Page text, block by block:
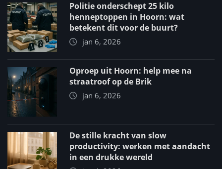
Politie onderschept 25 kilo
henneptoppen in Hoorn: wat
betekent dit voor de buurt?
jan 6, 2026
Oproep uit Hoorn: help mee na
straatroof op de Brik
jan 6, 2026
De stille kracht van slow
productivity: werken met aandacht
in een drukke wereld